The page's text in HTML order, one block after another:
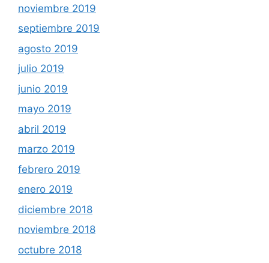
noviembre 2019
septiembre 2019
agosto 2019
julio 2019
junio 2019
mayo 2019
abril 2019
marzo 2019
febrero 2019
enero 2019
diciembre 2018
noviembre 2018
octubre 2018